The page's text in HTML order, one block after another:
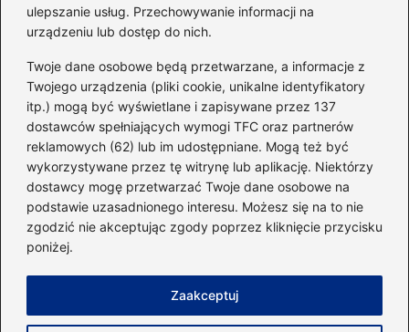
ulepszanie usług. Przechowywanie informacji na
urządzeniu lub dostęp do nich.
Twoje dane osobowe będą przetwarzane, a informacje z
Twojego urządzenia (pliki cookie, unikalne identyfikatory
itp.) mogą być wyświetlane i zapisywane przez 137
dostawców spełniających wymogi TFC oraz partnerów
reklamowych (62) lub im udostępniane. Mogą też być
wykorzystywane przez tę witrynę lub aplikację. Niektórzy
dostawcy mogę przetwarzać Twoje dane osobowe na
podstawie uzasadnionego interesu. Możesz się na to nie
zgodzić nie akceptując zgody poprzez kliknięcie przycisku
poniżej.
Zaakceptuj
Kategorie
Dieta i kalorie(221)
Fitness(236)
Siłownia(101)
Sport(60)
Sprzęt i akcesoria(25)
Suplementy(38)